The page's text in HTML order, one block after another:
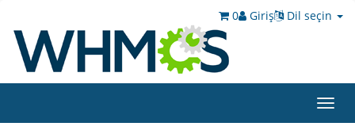
Dil seçin
Giriş
0